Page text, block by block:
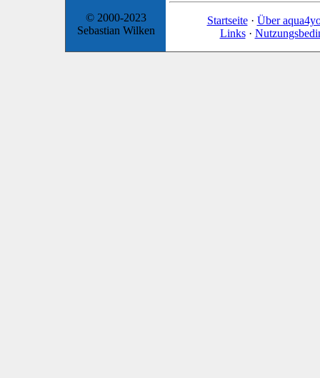
© 2000-2023
Sebastian Wilken
Startseite· Über
Links·